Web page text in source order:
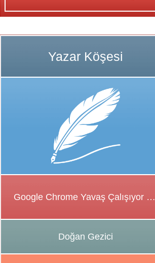
Google Chrome Yavaş Çalışıyor Sorunu için Çözüm Önerileri
Doğan Gezici